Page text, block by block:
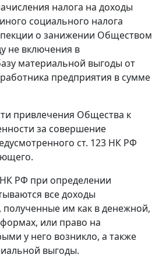
налога на доходы
социального налога
о занижении Обществом
не включения в
материальной выгоды от
предприятия в сумме
привлечения Общества к
за совершение
ст. 123 НК РФ
НК РФ при определении
все доходы
им как в денежной,
или право на
у него возникло, а также
выгоды.